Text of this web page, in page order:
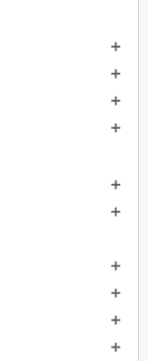









